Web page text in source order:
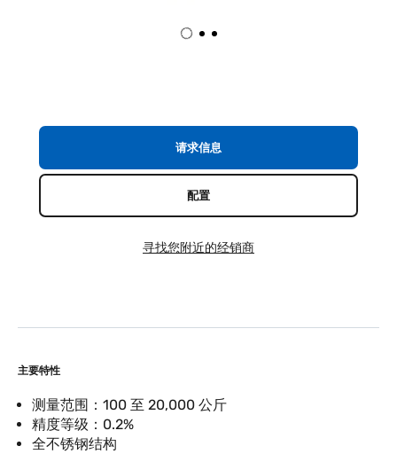
主要特性
测量范围：100 至 20,000 公斤
精度等级：0.2%
全不锈钢结构
请求信息
配置
寻找您附近的经销商